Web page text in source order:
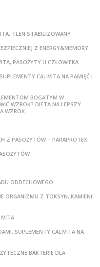
TLEN STABILIZOWANY
Z ENERGY&MEMORY
PASOŻYTY U CZŁOWIEKA
CALIVITA NA PAMIĘĆ I
BOGATYM W
WZROK? DIETA NA LEPSZY
WZROK.
Z PASOŻYTÓW – PARAPROTEX
ODDECHOWEGO
ORGANIZMU Z TOKSYN, KAMIENI
SUPLEMENTY CALIVITA NA
BAKTERIE DLA